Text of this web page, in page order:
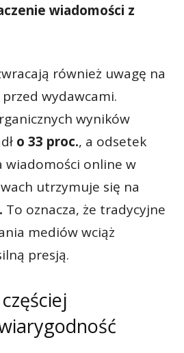
wiadomości z
również uwagę na
wydawcami.
wyników
o 33 proc., a odsetek
wiadomości online w
utrzymuje się na
To oznacza, że tradycyjne
mediów wciąż
presją.